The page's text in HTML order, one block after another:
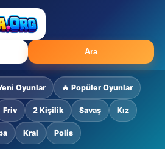
Ara
Oyunlar 🔥 Popüler Oyunlar
Friv 2 Kişilik Savaş Kız
Kral Polis